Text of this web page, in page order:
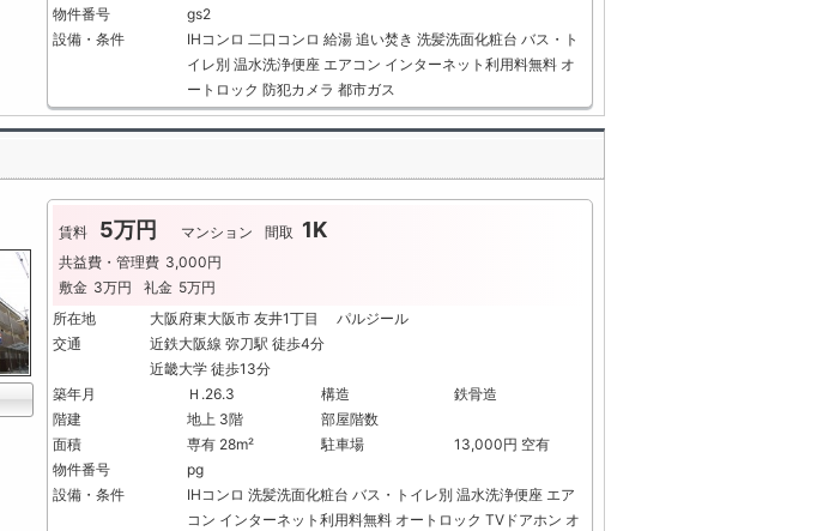
物件番号
gs2
設備・条件
IHコンロ 二口コンロ 給湯 追い焚き 洗髪洗面化粧台 バス・ト
イレ別 温水洗浄便座 エアコン インターネット利用料無料 オ
ートロック 防犯カメラ 都市ガス
賃料 5万円 マンション 間取 1K
共益費・管理費 3,000円
敷金 3万円 礼金 5万円
所在地
大阪府東大阪市 友井1丁目 パルジール
交通
近鉄大阪線 弥刀駅 徒歩4分
近畿大学 徒歩13分
築年月
Ｈ.26.3 構造
鉄骨造
階建
地上 3階
部屋階数
面積
専有 28m² 駐車場
13,000円 空有
物件番号
pg
設備・条件
IHコンロ 洗髪洗面化粧台 バス・トイレ別 温水洗浄便座 エア
コン インターネット利用料無料 オートロック TVドアホン オ